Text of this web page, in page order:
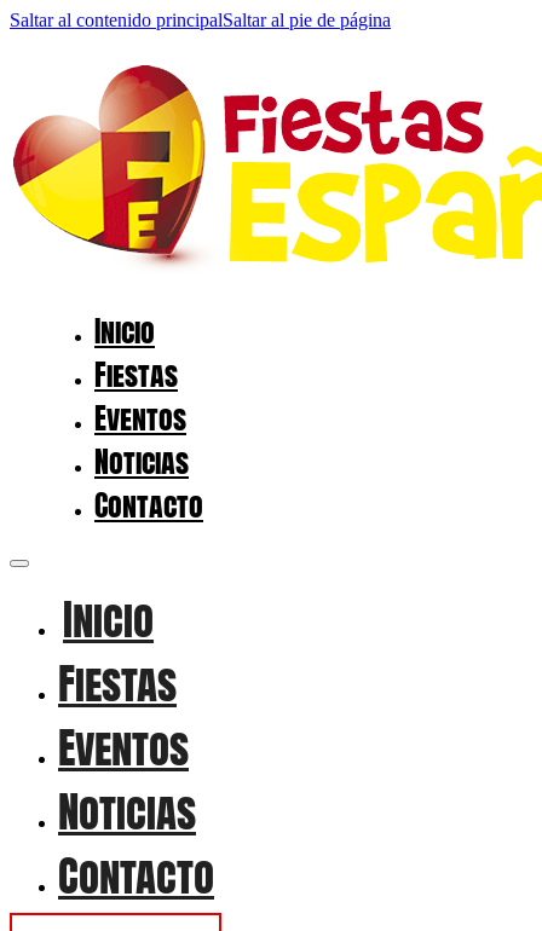
Saltar al contenido principalSaltar al pie de página
Inicio
Fiestas
Eventos
Noticias
Contacto
Inicio
Fiestas
Eventos
Noticias
Contacto